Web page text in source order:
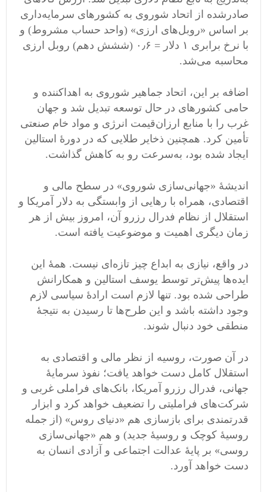
صادرشده از اتحاد شوروی به کشورهای سرمایه‌داری
بر اساس «روبل‌های ارزی» (واحد حساب مشروط) و
با نرخ برابری ۱ دلار = ۰٫۶ (ششش دهم) روبل ارزی
محاسبه می‌شد.
اضافه بر این، اتحاد جماهیر شوروی به اهداکننده و
حامی کشورهای در حال توسعه تبدیل شد و جهان
غرب را با منابع ارزان‌قیمت انرژی و مواد خام صنعتی
تأمین کرد. همچنین ذخایر طلایی که در دورۀ استالین
ایجاد شده بود، به‌سرعت رو به کاهش گذاشت.
اندیشهٔ «جهانی‌سازی شوروی» در سطح مالی و
اقتصادی، همراه با رهایی از وابستگی به دلار آمریکا و
استقلال از نظام فدرال رزرو آن، امروز بیش از هر
زمان دیگری اهمیت و موضوعیت یافته است.
در واقع، نیازی به ابداع چیز تازه‌ای نیست. همهٔ این
ایده‌ها پیش‌تر توسط یوسف استالین و همکارانش
طراحی شده بود. تنها لازم است ارادهٔ سیاسی لازم
وجود داشته باشد و این طرح‌ها تا رسیدن به نتیجهٔ
منطقی خود دنبال شوند.
در آن صورت، روسیه از نظر مالی و اقتصادی به
استقلال کامل دست خواهد یافت؛ نفوذ سرمایهٔ
جهانی، فدرال رزرو آمریکا، بانک‌های فراملی غربی و
شرکت‌های فراملیتی را تضعیف خواهد کرد و ابزار
قدرتمندی برای بازسازی هم «دنیای روس» (از جمله
روسیهٔ کوچک و روسیۀ جدید) و هم «جهانی‌سازی
روسی» بر پایهٔ عدالت اجتماعی و آزادی انسان به
دست خواهد آورد.